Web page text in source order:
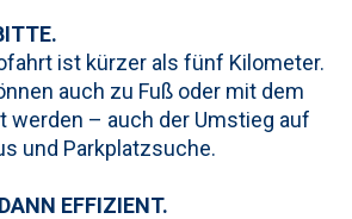
ist kürzer als fünf Kilometer.
auch zu Fuß oder mit dem
werden – auch der Umstieg auf
und Parkplatzsuche.
EFFIZIENT.